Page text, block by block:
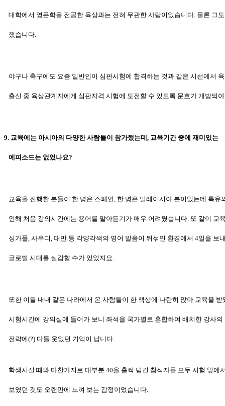
대학에서 영문학을 전공한 육상과는 전혀 무관한 사람이었습니다. 물론 그
했습니다.
야구나 축구에도 요즘 일반인이 심판시험에 합격하는 것과 같은 시선에서
출신 중 육상관계자에게 심판자격 시험에 도전할 수 있도록 문호가 개방되
9. 교육에는 아시아의 다양한 사람들이 참가했는데, 교육기간 중에 재미있는
에피소드는 없었나요?
교육을 진행한 분들이 한 명은 스페인, 한 명은 말레이시아 분이었는데 특유
인해 처음 강의시간에는 용어를 알아듣기가 매우 어려웠습니다. 또 같이 교
싱가폴, 사우디, 대만 등 각양각색의 영어 발음이 뒤섞인 환경에서 4일을 보
글로벌 시대를 실감할 수가 있었지요.
또한 이틀 내내 같은 나라에서 온 사람들이 한 책상에 나란히 앉아 교육을 받
시험시간에 강의실에 들어가 보니 좌석을 국가별로 혼합하여 배치한 강사의
전략에(?) 다들 웃었던 기억이 납니다.
학생시절 때와 마찬가지로 대부분 40을 훌쩍 넘긴 참석자들 모두 시험 앞에
보였던 것도 오랜만에 느껴 보는 감정이었습니다.